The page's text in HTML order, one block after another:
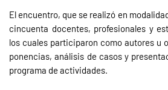
El encuentro, que se realizó en
cincuenta docentes, profesionales y
los cuales participaron como autores u
ponencias, análisis de casos y
programa de actividades.